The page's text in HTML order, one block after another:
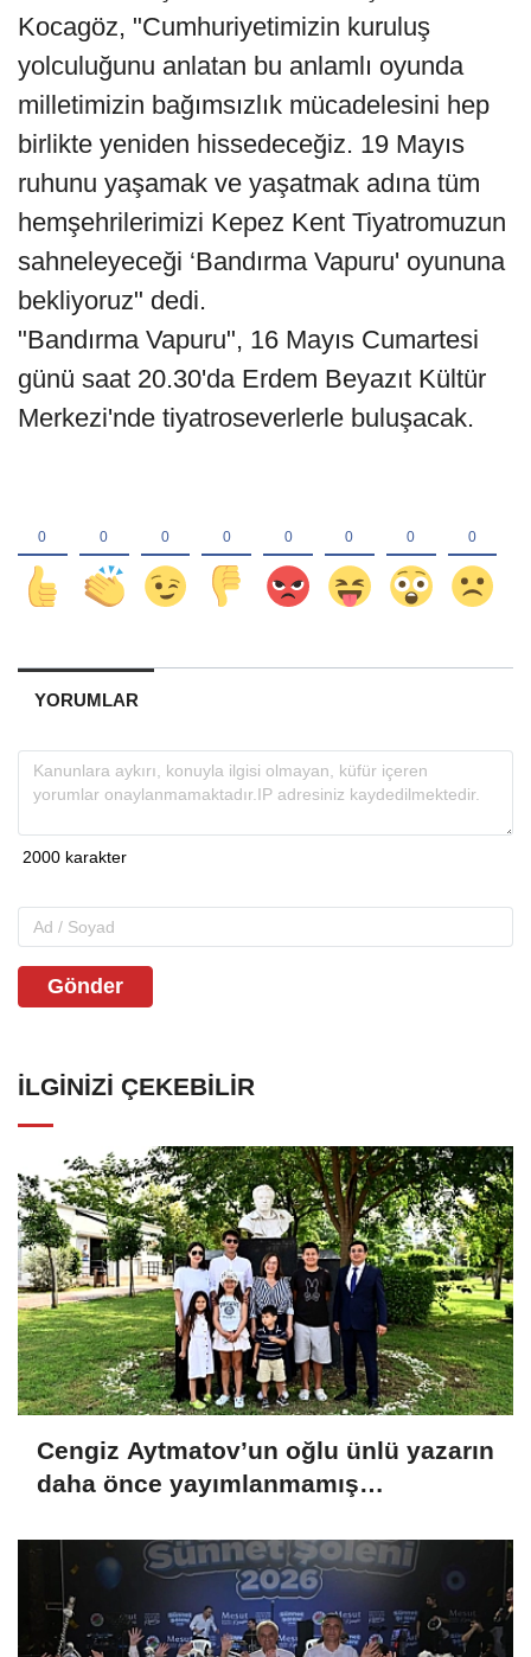
Kocagöz, "Cumhuriyetimizin kuruluş
yolculuğunu anlatan bu anlamlı oyunda
milletimizin bağımsızlık mücadelesini hep
birlikte yeniden hissedeceğiz. 19 Mayıs
ruhunu yaşamak ve yaşatmak adına tüm
hemşehrilerimizi Kepez Kent Tiyatromuzun
sahneleyeceği ‘Bandırma Vapuru' oyununa
bekliyoruz" dedi.
"Bandırma Vapuru", 16 Mayıs Cumartesi
günü saat 20.30'da Erdem Beyazıt Kültür
Merkezi'nde tiyatroseverlerle buluşacak.
YORUMLAR
Gönder
İLGINIZI ÇEKEBILIR
Cengiz Aytmatov’un oğlu ünlü yazarın
daha önce yayımlanmamış
kütüphaneye bağışladı